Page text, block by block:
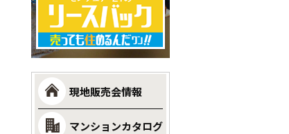
現地販売会情報
マンションカタログ